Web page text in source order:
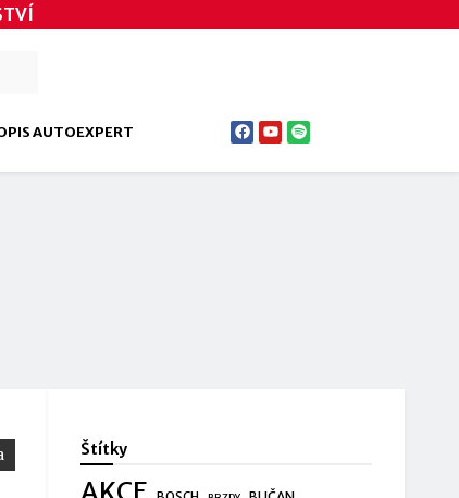
AUTOEXPERT
Štítky